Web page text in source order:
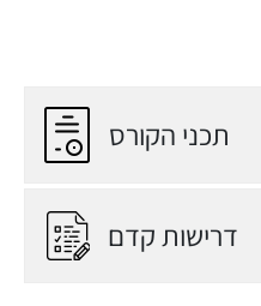
תכני הקורס
דרישות קדם